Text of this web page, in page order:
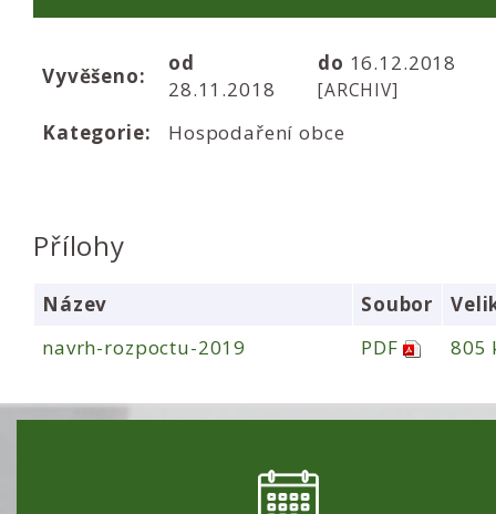
Vyvěšeno:
od
28.11.2018
do 16.12.2018
[ARCHIV]
Kategorie: Hospodaření obce
Přílohy
Název Soubor
navrh-rozpoctu-2019
PDF 805